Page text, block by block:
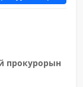
прокурорын